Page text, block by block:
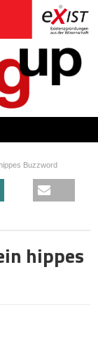
Buzzword
hippes